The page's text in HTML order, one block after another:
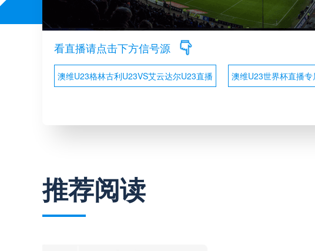
看直播请点击下方信号源
澳维U23格林古利U23VS艾云达尔U23直播 澳维U23世界杯直播专
推荐阅读